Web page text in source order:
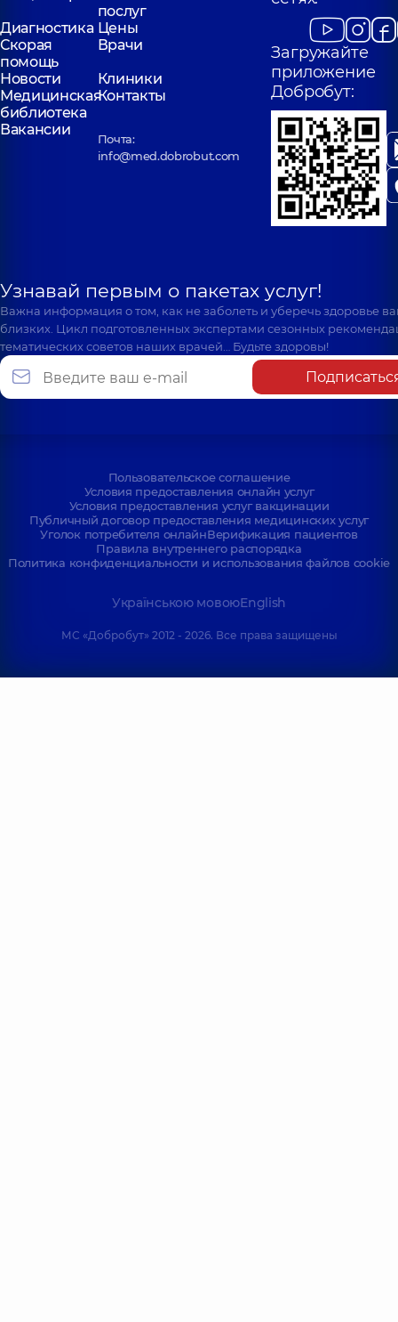
послуг
Диагностика Цены
Скорая
помощь
Врачи
Новости
Клиники
Медицинская
библиотека
Контакты
Вакансии
Почта:
info@med.dobrobut.com
Загружайте
приложение
Добробут:
Узнавай первым о пакетах услуг!
Важна информация о том, как не заболеть и уберечь здоровье
близких. Цикл подготовленных экспертами сезонных
тематических советов наших врачей… Будьте здоровы!
Пользовательское соглашение
Условия предоставления онлайн услуг
Условия предоставления услуг вакцинации
Публичный договор предоставления медицинских услуг
Уголок потребителя онлайнВерификация пациентов
Правила внутреннего распорядка
Политика конфиденциальности и использования файлов cookie
Українською мовоюEnglish
МС «Добробут» 2012 - 2026. Все права защищены